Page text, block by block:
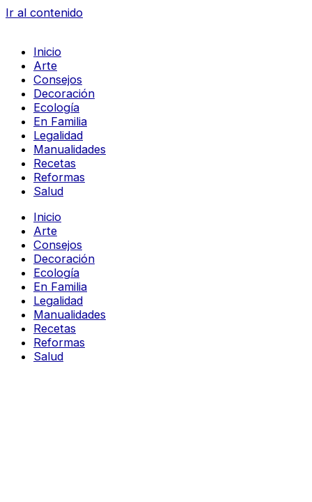
Ir al contenido
Inicio
Arte
Consejos
Decoración
Ecología
En Familia
Legalidad
Manualidades
Recetas
Reformas
Salud
Inicio
Arte
Consejos
Decoración
Ecología
En Familia
Legalidad
Manualidades
Recetas
Reformas
Salud